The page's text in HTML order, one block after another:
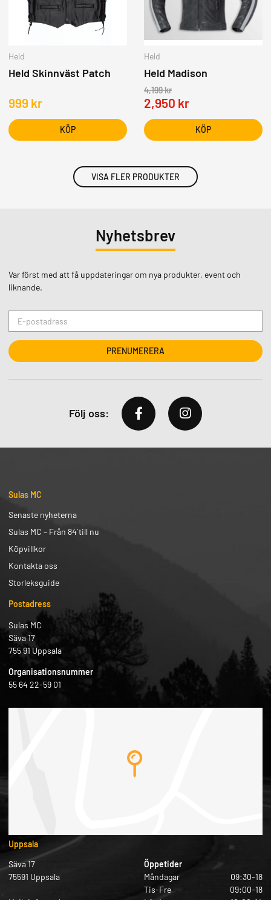
Held
Held Skinnväst Patch
999 kr
KÖP
Held
Held Madison
4,199kr
2,950 kr
KÖP
VISA FLER PRODUKTER
Nyhetsbrev
Var först med att få uppdateringar om nya produkter, event och
liknande.
Följ oss:
Sulas MC
Senaste nyheterna
Sulas MC – Från 84` till nu
Köpvillkor
Kontakta oss
Storleksguide
Postadress
Sulas MC
Säva 17
755 91 Uppsala
Organisationsnummer
55 64 22-59 01
Uppsala
Säva 17
75591 Uppsala
Öppetider
Måndagar
09:30-18
Tis-Fre
09:00-18